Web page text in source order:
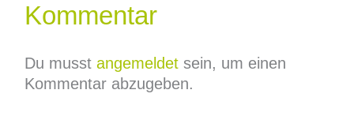
Kommentar
Du musst angemeldetsein, um einen
Kommentar abzugeben.